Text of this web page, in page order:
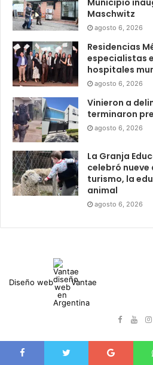
Municipio
Maschwitz
agosto 6, 2026
Residencias
especialistas
hospitales
agosto 6, 2026
Vinieron a
terminaron
agosto 6, 2026
La Granja
celebró
turismo, la
animal
agosto 6, 2026
Diseño web Vantae